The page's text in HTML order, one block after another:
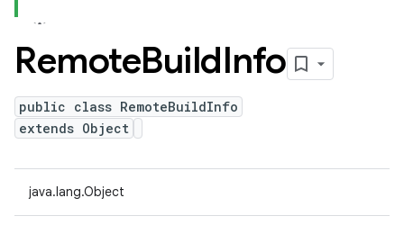
RemoteBuildInfo
public class RemoteBuildInfo
extends Object
java.lang.Object